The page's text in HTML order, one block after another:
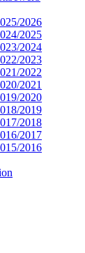
2026
2025
2024
2023
2022
2021
2020
2019
2018
2017
2016